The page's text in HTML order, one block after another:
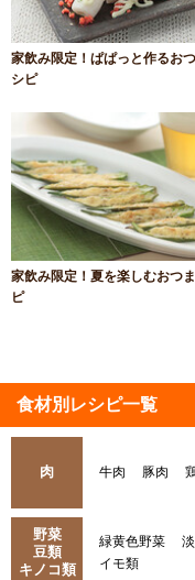
家飲み限定！ぱぱっと作るお
シピ
家飲み限定！夏を楽しむおつ
ピ
食材別レシピ一覧
肉 牛肉 豚肉
野菜
豆類
キノコ類
緑黄色野菜
イモ類